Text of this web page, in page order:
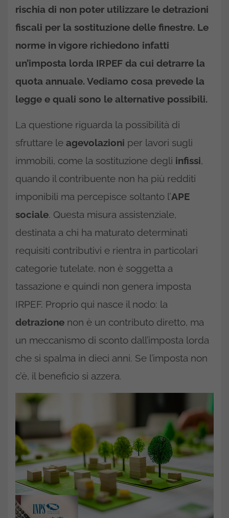
rischia di non poter utilizzare le detrazioni
fiscali per la sostituzione delle finestre. Le
norme in vigore richiedono infatti
un’imposta lorda IRPEF da cui detrarre la
quota annuale. Vediamo cosa prevede la
legge e quali sono le alternative possibili.
La questione riguarda la possibilità di
sfruttare le agevolazioni per lavori sugli
immobili, come la sostituzione degli infissi,
quando il contribuente non ha più redditi
imponibili ma percepisce soltanto l’APE
sociale. Questa misura assistenziale,
destinata a chi ha maturato determinati
requisiti contributivi e rientra in particolari
categorie tutelate, non è soggetta a
tassazione e quindi non genera imposta
IRPEF. Proprio qui nasce il nodo: la
detrazione non è un contributo diretto, ma
un meccanismo di sconto dall’imposta lorda
che si spalma in dieci anni. Se l’imposta non
c’è, il beneficio si azzera.